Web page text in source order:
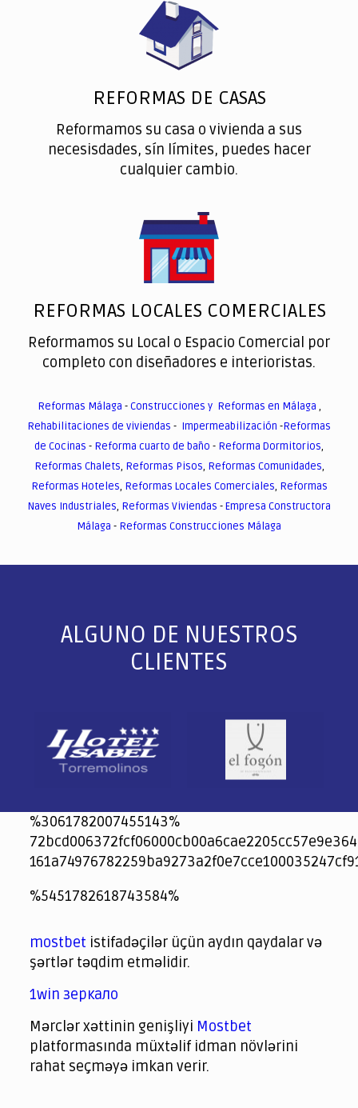
REFORMAS DE CASAS
Reformamos su casa o vivienda a sus
necesisdades, sín límites, puedes hacer
cualquier cambio.
REFORMAS LOCALES COMERCIALES
Reformamos su Local o Espacio Comercial por
completo con diseñadores e interioristas.
Reformas Málaga -Construcciones y Reformas en Málaga ,
Rehabilitaciones de viviendas - Impermeabilización -Reformas
de Cocinas - Reforma cuarto de baño - Reforma Dormitorios,
Reformas Chalets, Reformas Pisos, Reformas Comunidades,
Reformas Hoteles, Reformas Locales Comerciales, Reformas
Naves Industriales, Reformas Viviendas -Empresa Constructora
Málaga - Reformas Construcciones Málaga
ALGUNO DE NUESTROS
CLIENTES
%3061782007455143%
jeetcity
1xbet
jeet city casino
%5451782618743584%
spintiger
Avabet
Spinrise
Crown Green
Crowngreen casino login
슈가 러쉬1000 슬롯
crazy time casino online
1xcasinozambia.com
codingworldnews.com
parimatch.kr
winorio
winorio casino
winorio
mostbet istifadəçilər üçün aydın qaydalar və
şərtlər təqdim etməlidir.
1win зеркало
Mərclər xəttinin genişliyi Mostbet
platformasında müxtəlif idman növlərini
rahat seçməyə imkan verir.